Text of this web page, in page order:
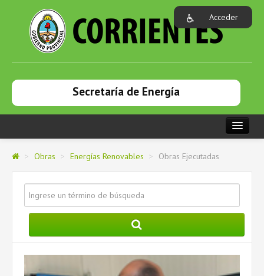
Acceder
Secretaría de Energía
INSTITUCIONAL
LICITACIONES
NOTICIAS
GESTIÓN DE TIERRAS Y MEDIO AMBIENTE
> Obras > Energías Renovables > Obras Ejecutadas